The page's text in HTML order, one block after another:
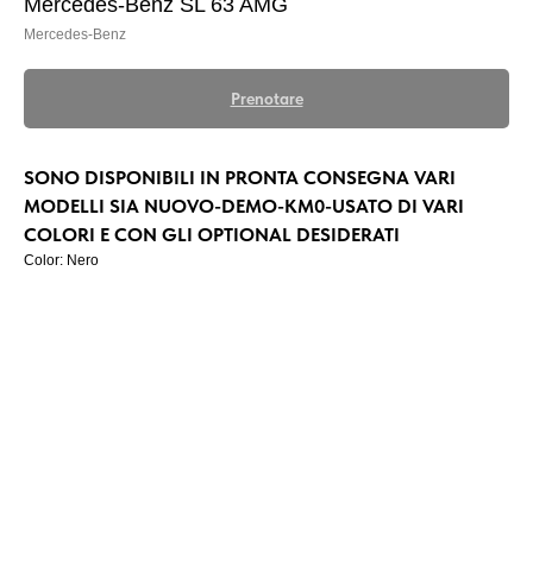
Mercedes-Benz SL 63 AMG
Mercedes-Benz
Prenotare
SONO DISPONIBILI IN PRONTA CONSEGNA VARI
MODELLI SIA NUOVO-DEMO-KM0-USATO DI VARI
COLORI E CON GLI OPTIONAL DESIDERATI
Color: Nero